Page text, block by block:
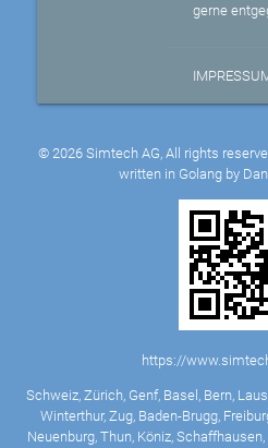
gerne
© 2026 Simtech AG, All rights
written in Golang by
https://
Schweiz, Zürich, Genf, Basel, Bern,
Winterthur, Zug, Baden-Brugg,
Neuenburg, Thun, Köniz,